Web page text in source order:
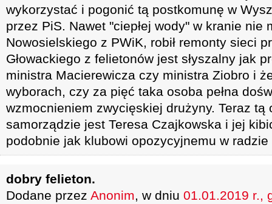
wykorzystać i pogonić tą postkomunę w
przez PiS. Nawet "ciepłej wody" w kranie nie
Nowosielskiego z PWiK, robił remonty sieci
Głowackiego z felietonów jest słyszalny jak
ministra Macierewicza czy ministra Ziobro i
wyborach, czy za pięć taka osoba pełna
wzmocnieniem zwycięskiej drużyny. Teraz tą
samorządzie jest Teresa Czajkowska i jej
podobnie jak klubowi opozycyjnemu w
dobry felieton.
Dodane przez Anonim, w dniu 01.01.2019 r.,